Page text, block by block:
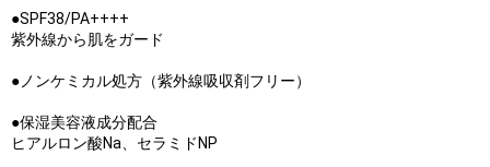
●SPF38/PA++++
紫外線から肌をガード
●ノンケミカル処方（紫外線吸収剤フリー）
●保湿美容液成分配合
ヒアルロン酸Na、セラミドNP